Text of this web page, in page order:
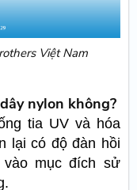
Việt Nam
nylon không?
tia UV và hóa
lại có độ đàn hồi
mục đích sử